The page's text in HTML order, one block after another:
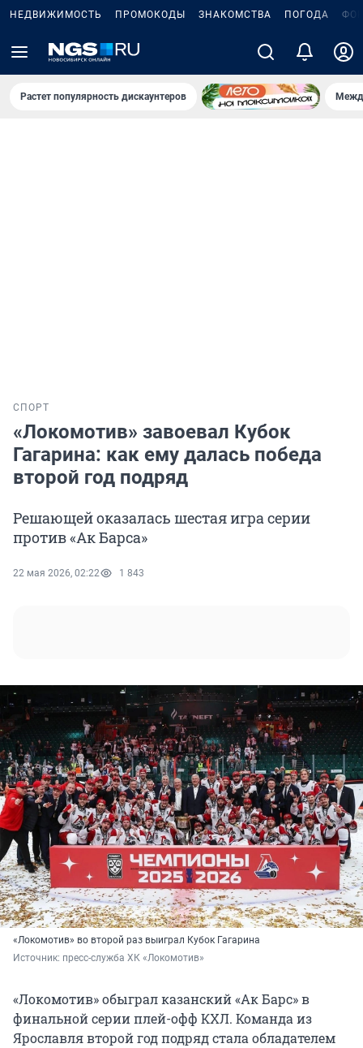
НЕДВИЖИМОСТЬ ПРОМОКОДЫ ЗНАКОМСТВА ПОГОДА
Растет популярность дискаунтеров
СПОРТ
«Локомотив» завоевал Кубок
Гагарина: как ему далась победа
второй год подряд
Решающей оказалась шестая игра серии
против «Ак Барса»
22 мая 2026, 02:22 1 843
«Локомотив» во второй раз выиграл Кубок Гагарина
Источник: пресс-служба ХК «Локомотив»
«Локомотив» обыграл казанский «Ак Барс» в
финальной серии плей-офф КХЛ. Команда из
Ярославля второй год подряд стала обладателем